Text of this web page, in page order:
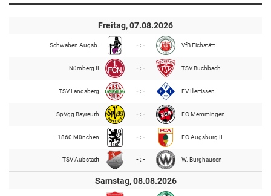
Freitag, 07.08.2026
Schwaben Augsb. - : - VfB Eichstätt
Nürnberg II - : - TSV Buchbach
TSV Landsberg - : - FV Illertissen
SpVgg Bayreuth - : - FC Memmingen
1860 München - : - FC Augsburg II
TSV Aubstadt - : - W. Burghausen
Samstag, 08.08.2026